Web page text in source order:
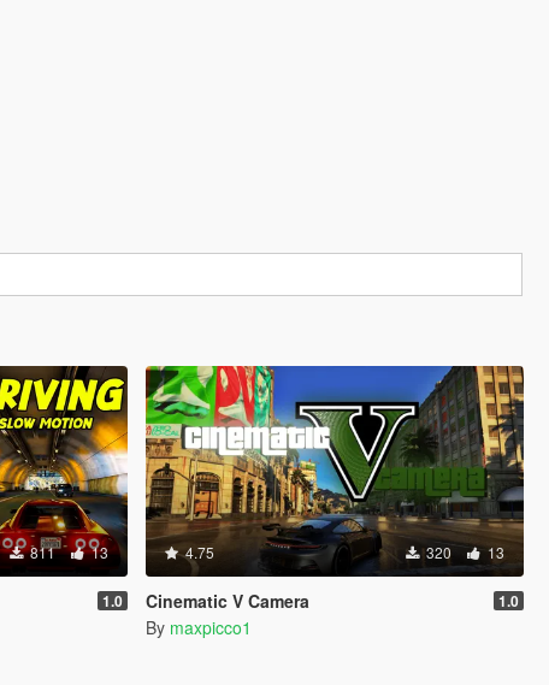
811 13
1.0
4.75 320 13
Cinematic V Camera 1.0
By maxpicco1